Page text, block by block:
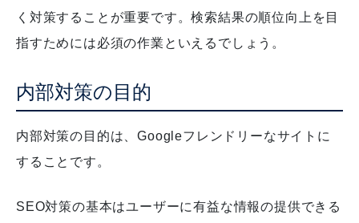
く対策することが重要です。検索結果の順位向上を目
指すためには必須の作業といえるでしょう。
内部対策の目的
内部対策の目的は、Googleフレンドリーなサイトに
することです。
SEO対策の基本はユーザーに有益な情報の提供できる